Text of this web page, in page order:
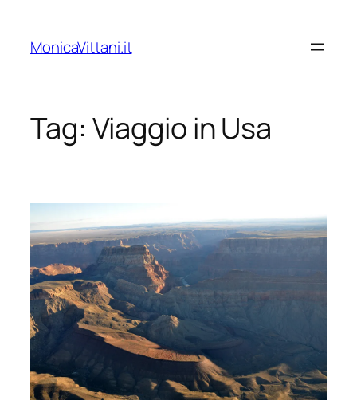
contenuto
MonicaVittani.it
Tag: Viaggio in Usa